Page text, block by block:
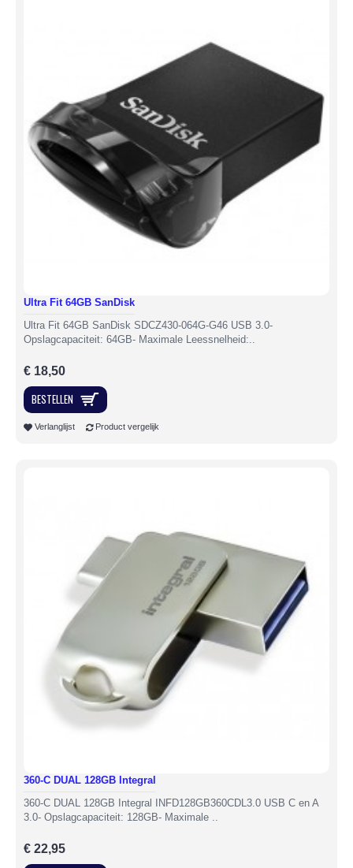
Ultra Fit 64GB SanDisk
Ultra Fit 64GB SanDisk SDCZ430-064G-G46 USB 3.0-
Opslagcapaciteit: 64GB- Maximale Leessnelheid:..
€ 18,50
BESTELLEN
Verlanglijst Product vergelijk
360-C DUAL 128GB Integral
360-C DUAL 128GB Integral INFD128GB360CDL3.0 USB C en A
3.0- Opslagcapaciteit: 128GB- Maximale ..
€ 22,95